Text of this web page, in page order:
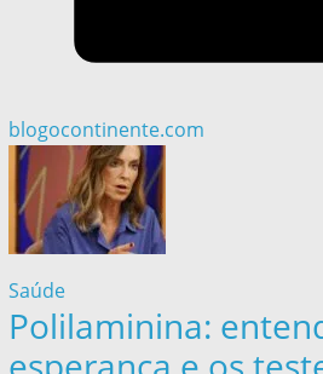
blogocontinente.com
Saúde
Polilaminina: